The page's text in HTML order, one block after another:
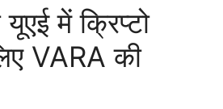
यूएई में क्रिप्टो
VARA की